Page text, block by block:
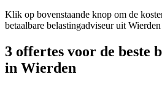
Klik op bovenstaande knop om de
betaalbare belastingadviseur uit
3 offertes voor de beste
in Wierden